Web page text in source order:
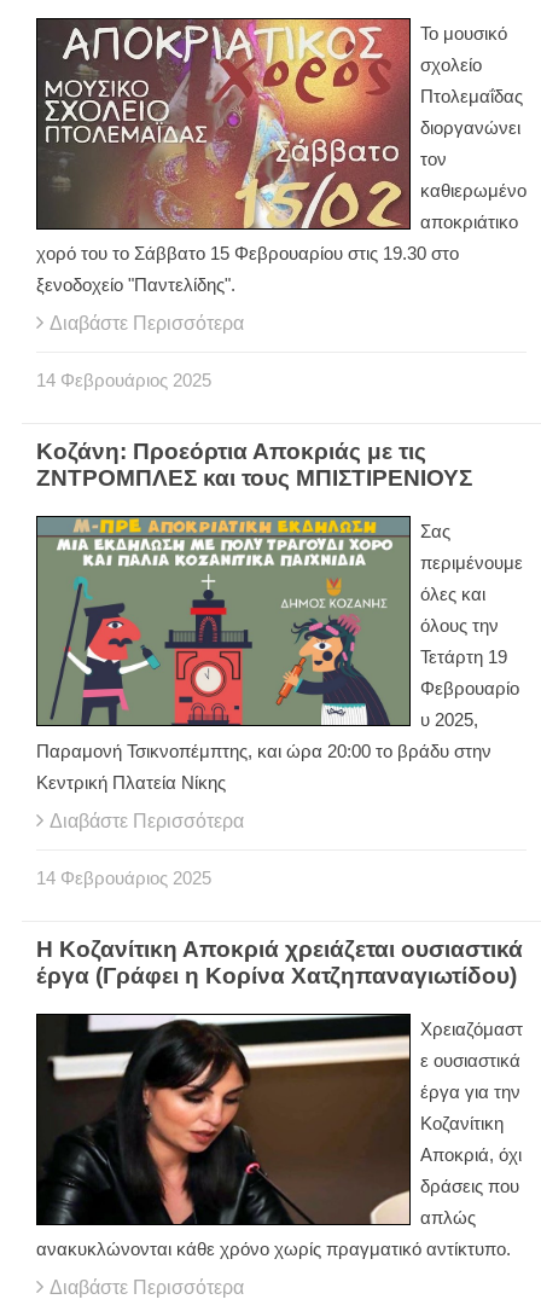
Το μουσικό
σχολείο
Πτολεμαΐδας
διοργανώνει
τον
καθιερωμένο
αποκριάτικο
χορό του το Σάββατο 15 Φεβρουαρίου στις 19.30 στο
ξενοδοχείο "Παντελίδης".
Διαβάστε Περισσότερα
14 Φεβρουάριος 2025
Κοζάνη: Προεόρτια Αποκριάς με τις
ΖΝΤΡΟΜΠΛΕΣ και τους ΜΠΙΣΤΙΡΕΝΙΟΥΣ
Σας
περιμένουμε
όλες και
όλους την
Τετάρτη 19
Φεβρουαρίο
υ 2025,
Παραμονή Τσικνοπέμπτης, και ώρα 20:00 το βράδυ στην
Κεντρική Πλατεία Νίκης
Διαβάστε Περισσότερα
14 Φεβρουάριος 2025
Η Κοζανίτικη Αποκριά χρειάζεται ουσιαστικά
έργα (Γράφει η Κορίνα Χατζηπαναγιωτίδου)
Χρειαζόμαστ
ε ουσιαστικά
έργα για την
Κοζανίτικη
Αποκριά, όχι
δράσεις που
απλώς
ανακυκλώνονται κάθε χρόνο χωρίς πραγματικό αντίκτυπο.
Διαβάστε Περισσότερα